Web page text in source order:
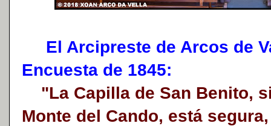
El Arcipreste de Arcos de
Encuesta de 1845:
"La Capilla de San Benito,
Monte del Cando, está